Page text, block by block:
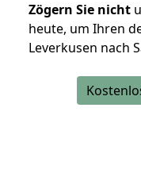
Zögern Sie nicht
heute, um Ihren
Leverkusen nach